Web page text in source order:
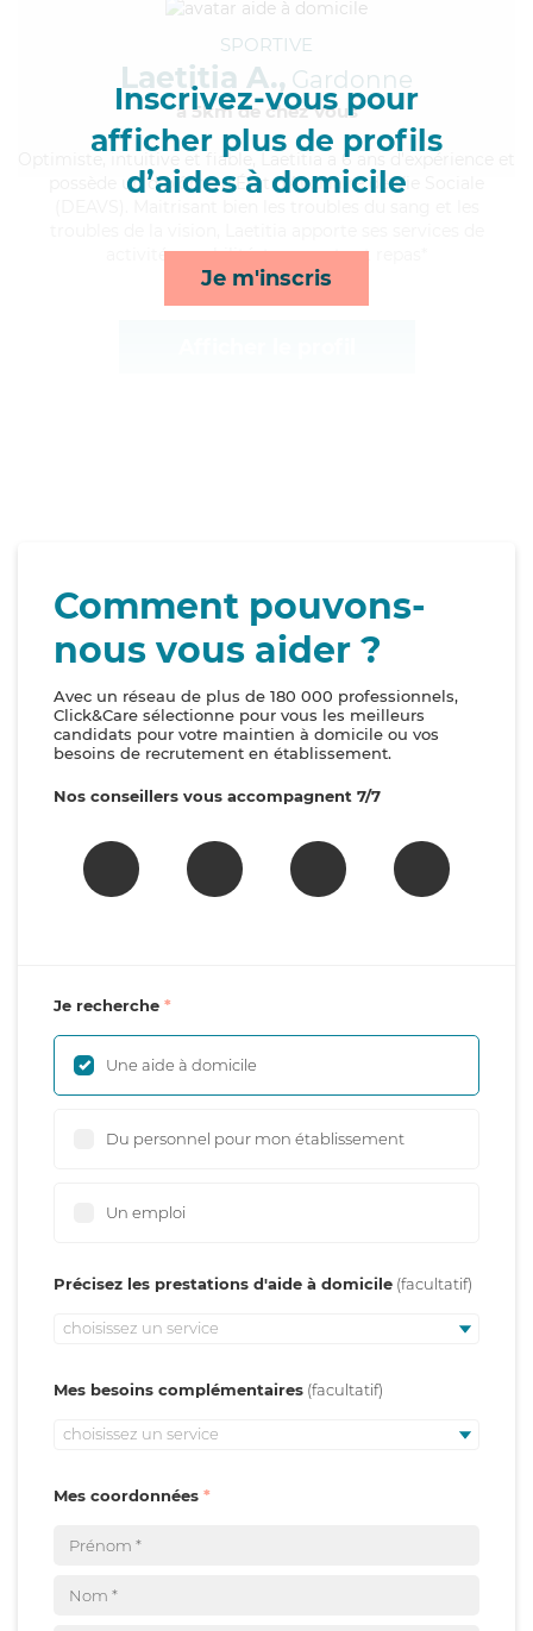
Inscrivez-vous pour
afficher plus de profils
d’aides à domicile
Je m'inscris
SPORTIVE
Laetitia A., Gardonne
à 5km de chez Vous
, intuitive et fiable, Laetitia a 6 ans d'expérience et
possède un diplôme d'État d'Auxiliaire de Vie Sociale
activités, mobilité, transports et repas*
Comment pouvons-
nous vous aider ?
Avec un réseau de plus de 180 000 professionnels,
Click&Care sélectionne pour vous les meilleurs
candidats pour votre maintien à domicile ou vos
besoins de recrutement en établissement.
Nos conseillers vous accompagnent 7/7
Je recherche
Une aide à domicile
Du personnel pour mon établissement
Un emploi
Précisez les prestations d'aide à domicile
choisissez un service
Mes besoins complémentaires
choisissez un service
Mes coordonnées